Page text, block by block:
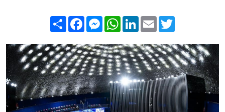
Compartilhar
FacebookMessenger
WhatsApp
LinkedIn
Email